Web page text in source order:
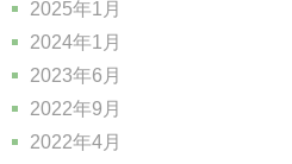
2025年1月
2024年1月
2023年6月
2022年9月
2022年4月